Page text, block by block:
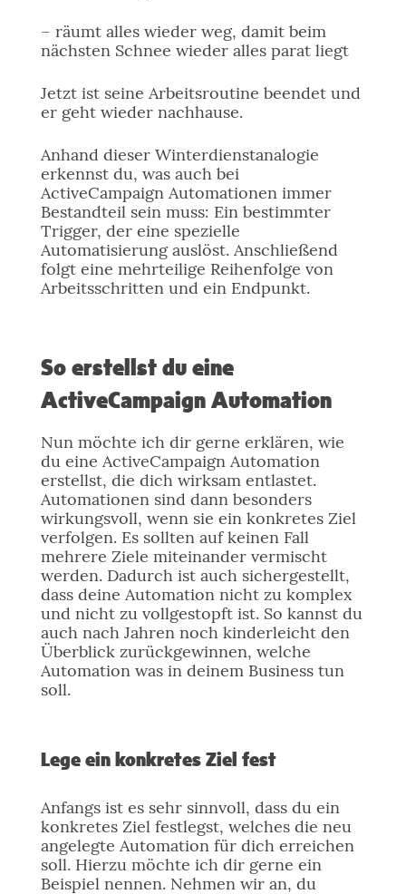
– räumt alles wieder weg, damit beim
nächsten Schnee wieder alles parat liegt
Jetzt ist seine Arbeitsroutine beendet und
er geht wieder nachhause.
Anhand dieser Winterdienstanalogie
erkennst du, was auch bei
ActiveCampaign Automationen immer
Bestandteil sein muss: Ein bestimmter
Trigger, der eine spezielle
Automatisierung auslöst. Anschließend
folgt eine mehrteilige Reihenfolge von
Arbeitsschritten und ein Endpunkt.
So erstellst du eine
ActiveCampaign Automation
Nun möchte ich dir gerne erklären, wie
du eine ActiveCampaign Automation
erstellst, die dich wirksam entlastet.
Automationen sind dann besonders
wirkungsvoll, wenn sie ein konkretes Ziel
verfolgen. Es sollten auf keinen Fall
mehrere Ziele miteinander vermischt
werden. Dadurch ist auch sichergestellt,
dass deine Automation nicht zu komplex
und nicht zu vollgestopft ist. So kannst du
auch nach Jahren noch kinderleicht den
Überblick zurückgewinnen, welche
Automation was in deinem Business tun
soll.
Lege ein konkretes Ziel fest
Anfangs ist es sehr sinnvoll, dass du ein
konkretes Ziel festlegst, welches die neu
angelegte Automation für dich erreichen
soll. Hierzu möchte ich dir gerne ein
Beispiel nennen. Nehmen wir an, du